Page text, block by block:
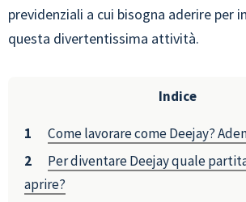
previdenziali a cui bisogna aderire per
questa divertentissima attività.
Indice
Come lavorare come Deejay?
Per diventare Deejay quale
aprire?